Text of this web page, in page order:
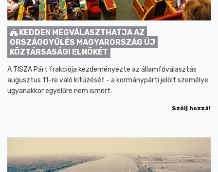
KEDDEN MEGVÁLASZTHATJA AZ
ORSZÁGGYŰLÉS MAGYARORSZÁG ÚJ
KÖZTÁRSASÁGI ELNÖKÉT
A TISZA Párt frakciója kezdeményezte az államfőválasztás
augusztus 11-re való kitűzését - a kormánypárti jelölt személye
ugyanakkor egyelőre nem ismert.
Szólj hozzá!